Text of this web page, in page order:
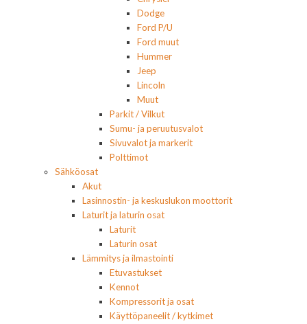
Dodge
Ford P/U
Ford muut
Hummer
Jeep
Lincoln
Muut
Parkit / Vilkut
Sumu- ja peruutusvalot
Sivuvalot ja markerit
Polttimot
Sähköosat
Akut
Lasinnostin- ja keskuslukon moottorit
Laturit ja laturin osat
Laturit
Laturin osat
Lämmitys ja ilmastointi
Etuvastukset
Kennot
Kompressorit ja osat
Käyttöpaneelit / kytkimet